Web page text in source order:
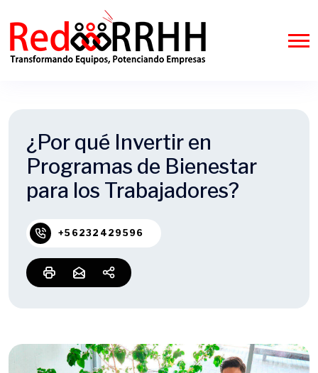
¿Por qué Invertir en
Programas de Bienestar
para los Trabajadores?
+56232429596